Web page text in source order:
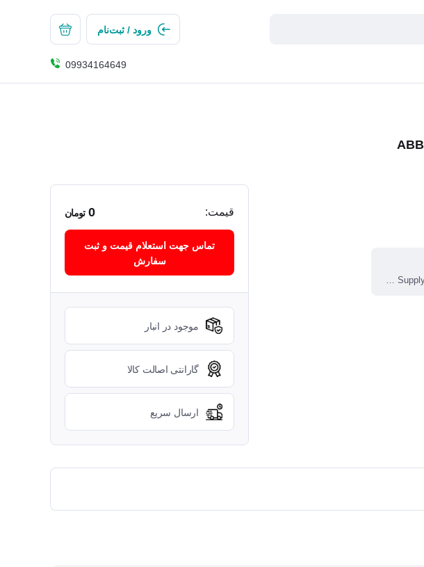
ورود / ثبت‌نام
09934164649
Ekip Supply module
قیمت: 0 تومان
تماس جهت استعلام قیمت و ثبت
سفارش
موجود در انبار
گارانتی اصالت کالا
ارسال سریع